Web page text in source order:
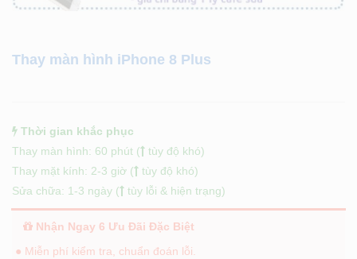
Thay màn hình iPhone 8 Plus
Thời gian khắc phục
Thay màn hình: 60 phút (
tùy độ khó)
Thay mặt kính: 2-3 giờ (
tùy độ khó)
Sửa chữa: 1-3 ngày (
tùy lỗi & hiện trạng)
Nhận Ngay 6 Ưu Đãi Đặc Biệt
● Miễn phí kiểm tra, chuẩn đoán lỗi.